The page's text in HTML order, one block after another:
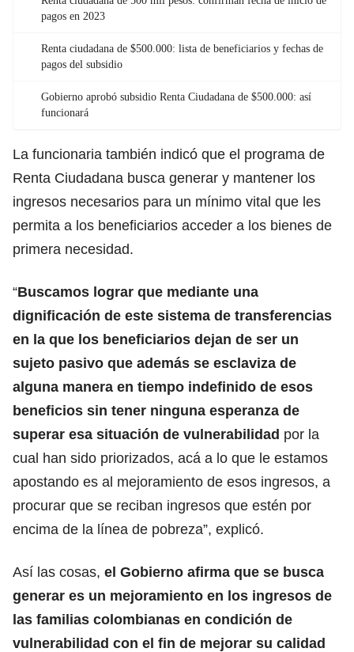
pagos en 2023
Renta ciudadana de $500.000: lista de beneficiarios y fechas de
pagos del subsidio
Gobierno aprobó subsidio Renta Ciudadana de $500.000: así
funcionará
La funcionaria también indicó que el programa de
Renta Ciudadana busca generar y mantener los
ingresos necesarios para un mínimo vital que les
permita a los beneficiarios acceder a los bienes de
primera necesidad.
“Buscamos lograr que mediante una
dignificación de este sistema de transferencias
en la que los beneficiarios dejan de ser un
sujeto pasivo que además se esclaviza de
alguna manera en tiempo indefinido de esos
beneficios sin tener ninguna esperanza de
superar esa situación de vulnerabilidad por la
cual han sido priorizados, acá a lo que le estamos
apostando es al mejoramiento de esos ingresos, a
procurar que se reciban ingresos que estén por
encima de la línea de pobreza”, explicó.
Así las cosas, el Gobierno afirma que se busca
generar es un mejoramiento en los ingresos de
las familias colombianas en condición de
vulnerabilidad con el fin de mejorar su calidad